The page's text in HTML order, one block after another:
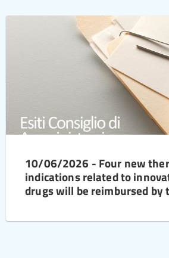
10/06/2026 - Four new
indications related to
drugs will be reimbursed by